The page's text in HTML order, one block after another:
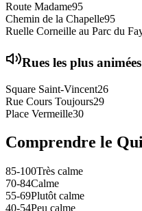
Route Madame95
Chemin de la Chapelle95
Ruelle Corneille au Parc du
Rues les plus animées
Square Saint-Vincent26
Rue Cours Toujours29
Place Vermeille30
Comprendre le
85-100Très calme
70-84Calme
55-69Plutôt calme
40-54Peu calme